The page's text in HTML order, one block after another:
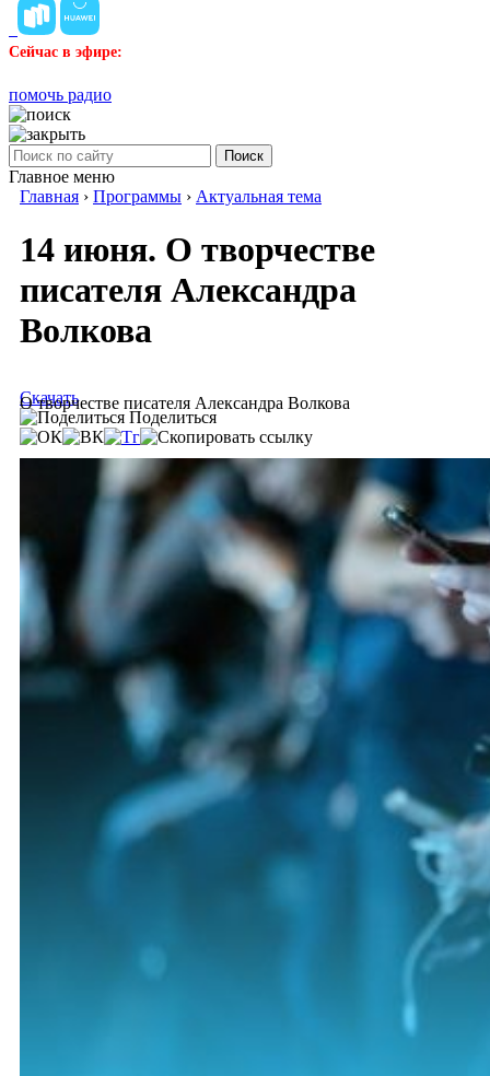
Сейчас в эфире:
помочь радио
Поиск
Главное меню
Главная › Программы › Актуальная тема
14 июня. О творчестве
писателя Александра
Волкова
О творчестве писателя Александра Волкова
Скачать
Поделиться